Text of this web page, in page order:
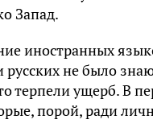
Запад.
иностранных
русских не было
терпели ущерб. В
порой, ради